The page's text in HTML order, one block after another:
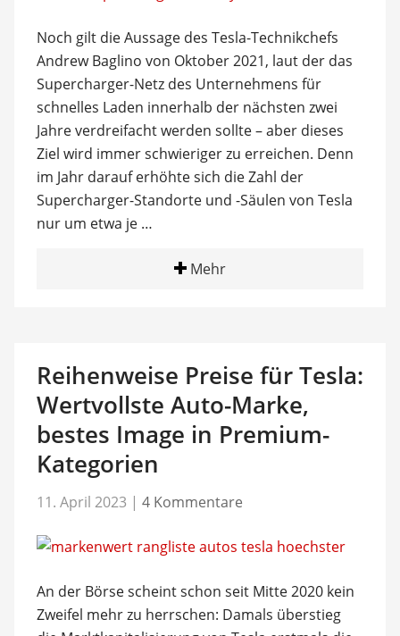
Noch gilt die Aussage des Tesla-Technikchefs
Andrew Baglino von Oktober 2021, laut der das
Supercharger-Netz des Unternehmens für
schnelles Laden innerhalb der nächsten zwei
Jahre verdreifacht werden sollte – aber dieses
Ziel wird immer schwieriger zu erreichen. Denn
im Jahr darauf erhöhte sich die Zahl der
Supercharger-Standorte und -Säulen von Tesla
nur um etwa je …
Mehr
Reihenweise Preise für Tesla:
Wertvollste Auto-Marke,
bestes Image in Premium-
Kategorien
11. April 2023 | 4 Kommentare
An der Börse scheint schon seit Mitte 2020 kein
Zweifel mehr zu herrschen: Damals überstieg